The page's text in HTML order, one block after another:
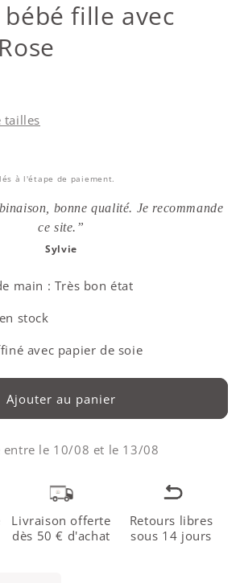
fille avec
tailles
à l'étape de paiement.
bonne qualité. Je recommande
ce site.”
Sylvie
main : Très bon état
stock
avec papier de soie
Ajouter au panier
entre le 10/08 et le 13/08
Livraison offerte
dès 50 € d'achat
Retours libres
sous 14 jours